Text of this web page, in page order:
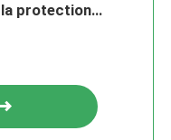
la protection